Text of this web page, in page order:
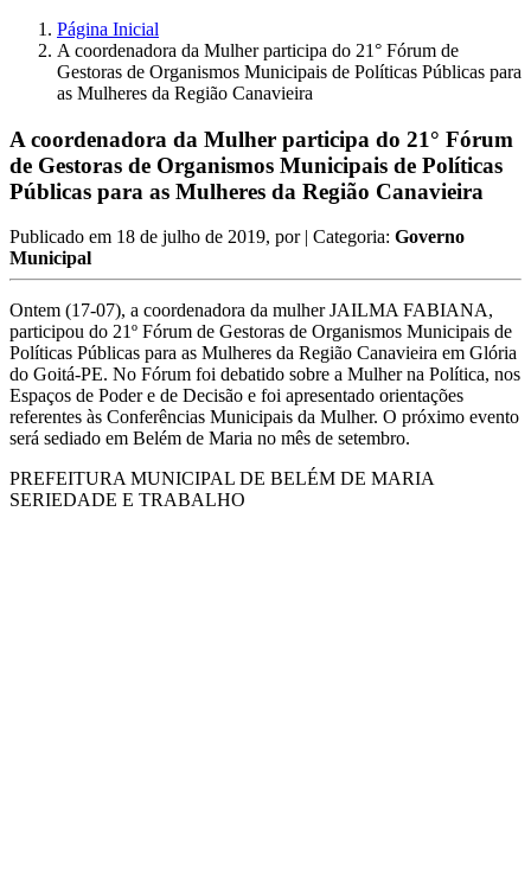
Página Inicial
A coordenadora da Mulher participa do 21° Fórum de
Gestoras de Organismos Municipais de Políticas Públicas para
as Mulheres da Região Canavieira
A coordenadora da Mulher participa do 21° Fórum
de Gestoras de Organismos Municipais de Políticas
Públicas para as Mulheres da Região Canavieira
Publicado em 18 de julho de 2019, por | Categoria: Governo
Municipal
Ontem (17-07), a coordenadora da mulher JAILMA FABIANA,
participou do 21º Fórum de Gestoras de Organismos Municipais de
Políticas Públicas para as Mulheres da Região Canavieira em Glória
do Goitá-PE. No Fórum foi debatido sobre a Mulher na Política, nos
Espaços de Poder e de Decisão e foi apresentado orientações
referentes às Conferências Municipais da Mulher. O próximo evento
será sediado em Belém de Maria no mês de setembro.
PREFEITURA MUNICIPAL DE BELÉM DE MARIA
SERIEDADE E TRABALHO